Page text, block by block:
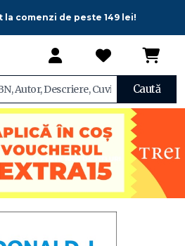
comenzi de peste 149 lei!
Caută